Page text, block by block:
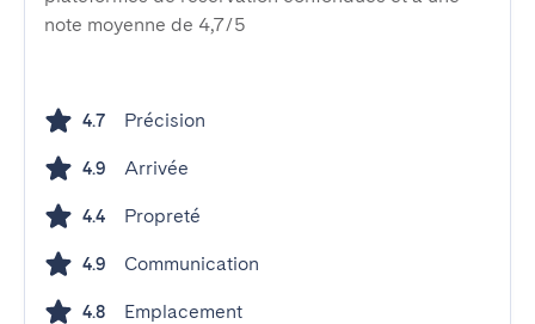
note moyenne de 4,7/5
4.7 Précision
4.9 Arrivée
4.4 Propreté
4.9 Communication
4.8 Emplacement